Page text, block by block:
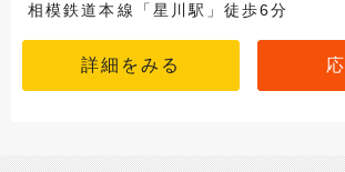
相模鉄道本線「星川駅」徒歩6分
詳細をみる